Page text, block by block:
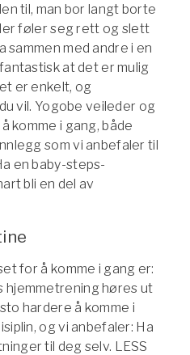
til, man bor langt borte
føler seg rett og slett
sammen med andre i en
at det er mulig
er enkelt, og
vil. Yogobe veileder og
komme i gang, både
som vi anbefaler til
en baby-steps-
bli en del av
for å komme i gang er:
hjemmetrening høres ut
hardere å komme i
og vi anbefaler: Ha
til deg selv. LESS